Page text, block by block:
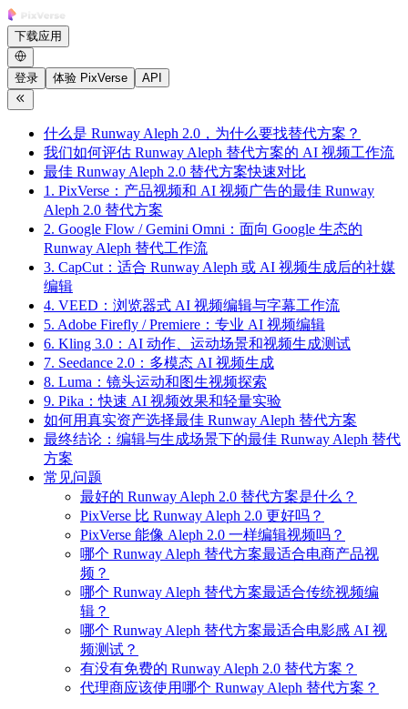
下载应用
登录 体验 PixVerse API
什么是 Runway Aleph 2.0，为什么要找替代方案？
我们如何评估 Runway Aleph 替代方案的 AI 视频工作流
最佳 Runway Aleph 2.0 替代方案快速对比
1. PixVerse：产品视频和 AI 视频广告的最佳 Runway
Aleph 2.0 替代方案
2. Google Flow / Gemini Omni：面向 Google 生态的
Runway Aleph 替代工作流
3. CapCut：适合 Runway Aleph 或 AI 视频生成后的社媒
编辑
4. VEED：浏览器式 AI 视频编辑与字幕工作流
5. Adobe Firefly / Premiere：专业 AI 视频编辑
6. Kling 3.0：AI 动作、运动场景和视频生成测试
7. Seedance 2.0：多模态 AI 视频生成
8. Luma：镜头运动和图生视频探索
9. Pika：快速 AI 视频效果和轻量实验
如何用真实资产选择最佳 Runway Aleph 替代方案
最终结论：编辑与生成场景下的最佳 Runway Aleph 替代
方案
常见问题
最好的 Runway Aleph 2.0 替代方案是什么？
PixVerse 比 Runway Aleph 2.0 更好吗？
PixVerse 能像 Aleph 2.0 一样编辑视频吗？
哪个 Runway Aleph 替代方案最适合电商产品视
频？
哪个 Runway Aleph 替代方案最适合传统视频编
辑？
哪个 Runway Aleph 替代方案最适合电影感 AI 视
频测试？
有没有免费的 Runway Aleph 2.0 替代方案？
代理商应该使用哪个 Runway Aleph 替代方案？